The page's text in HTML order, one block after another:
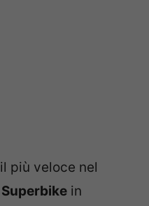
il più veloce nel
Superbike in